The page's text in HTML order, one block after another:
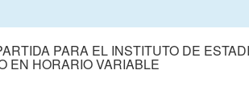
PARA EL INSTITUTO DE
EN HORARIO VARIABLE